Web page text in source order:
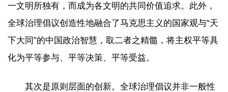
一文明所独有，而成为各文明的共同价值追求。此外，
全球治理倡议创造性地融合了马克思主义的国家观与“天
下大同”的中国政治智慧，取二者之精髓，将主权平等具
化为平等参与、平等决策、平等受益。
其次是原则层面的创新。全球治理倡议并非一般性